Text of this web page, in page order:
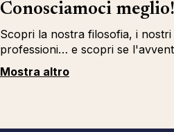
Conosciamoci meglio!
Scopri la nostra filosofia, i
professioni… e scopri se
Mostra altro